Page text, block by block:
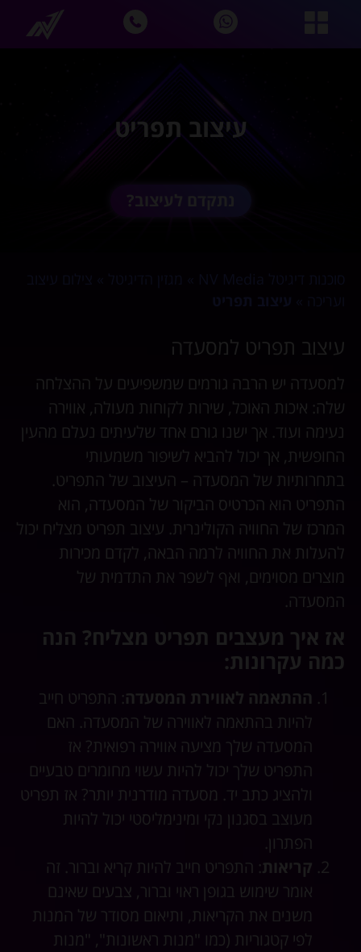
עיצוב תפריט
נתקדם לעיצוב?
סוכנות דיגיטל NV Media
עיצוב תפריט למסעדה
למסעדה יש הרבה גורמים שמשפיעים על ההצלחה
שלה: איכות האוכל, שירות לקוחות מעולה, אווירה
נעימה ועוד. אך ישנו גורם אחד שלעיתים נעלם מהעין
החופשית, אך יכול להביא לשיפור משמעותי
בתחרותיות של המסעדה – העיצוב של התפריט.
התפריט הוא הכרטיס הביקור של המסעדה, הוא
המרכז של החוויה הקולינרית. עיצוב תפריט מצליח יכול
להעלות את החוויה לרמה הבאה, לקדם מכירות
מוצרים מסוימים, ואף לשפר את התדמית של
המסעדה.
אז איך מעצבים תפריט מצליח? הנה
כמה עקרונות:
ההתאמה לאווירת המסעדה: התפריט חייב
להיות בהתאמה לאווירה של המסעדה. האם
המסעדה שלך מציעה אווירה רפואית? אז
התפריט שלך יכול להיות עשוי מחומרים טבעיים
ולהציג כתב יד. מסעדה מודרנית יותר? אז תפריט
מעוצב בסגנון נקי ומינימליסטי יכול להיות
הפתרון.
קריאות: התפריט חייב להיות קריא וברור. זה
אומר שימוש בגופן ראוי וברור, צבעים שאינם
משנים את הקריאות, ותיאום מסודר של המנות
לפי קטגוריות (כמו "מנות ראשונות", "מנות